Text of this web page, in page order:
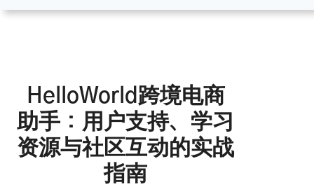
HelloWorld跨境电商
助手：用户支持、学习
资源与社区互动的实战
指南